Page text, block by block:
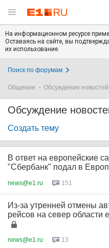
На информационном ресурсе
Оставаясь на сайте, вы
их использование.
Поиск по форумам
Общение Обсуждение новостей
Обсуждение
Создать тему
В ответ на европейские
"Сбербанк" подал в
news@e1.ru 151
Из-за утренней отмены
рейсов на север области
news@e1.ru 13